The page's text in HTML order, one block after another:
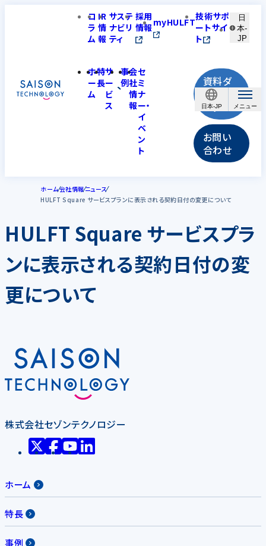
日本-JP
コ
ラ
ム
IR
情
報
サステ
ナビリ
ティ
採用
情報myHULFT技術サポ
ートサイ
ト
日
本-
JP
ホ
ー
ム
特
長
サ
ー
ビ
ス
事
例
会
社
情
報
セ
ミ
ナ
ー・
イ
ベ
ン
ト
資料ダ
ウンロ
ード
お問い
合わせ
ホーム会社情報ニュース
HULFT Square サービスプランに表示される契約日付の変更について
HULFT Square サービスプラ
ンに表示される契約日付の変
更について
株式会社セゾンテクノロジー
ホーム
特長
事例